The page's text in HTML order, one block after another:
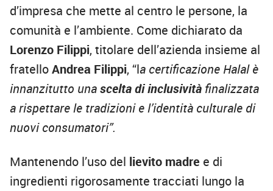
d’impresa che mette al centro le persone, la
comunità e l’ambiente. Come dichiarato da
Lorenzo Filippi, titolare dell’azienda insieme al
fratelloAndrea Filippi, “la certificazione Halal è
innanzitutto unascelta di inclusività finalizzata
a rispettare le tradizioni e l’identità culturale di
nuovi consumatori”.
Mantenendo l’uso del lievito madre e di
ingredienti rigorosamente tracciati lungo la